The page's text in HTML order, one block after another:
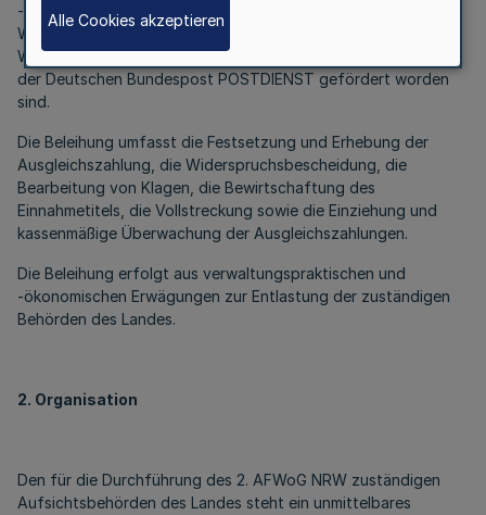
- öffentlich geförderte Wohnungen im Sinne des
Wohnungsbindungsgesetzes, die überwiegend mit
Wohnungsfürsorgemitteln der Deutschen Bundespost oder
der Deutschen Bundespost POSTDIENST gefördert worden
sind.
Die Beleihung umfasst die Festsetzung und Erhebung der
Ausgleichszahlung, die Widerspruchsbescheidung, die
Bearbeitung von Klagen, die Bewirtschaftung des
Einnahmetitels, die Vollstreckung sowie die Einziehung und
kassenmäßige Überwachung der Ausgleichszahlungen.
Die Beleihung erfolgt aus verwaltungspraktischen und
-ökonomischen Erwägungen zur Entlastung der zuständigen
Behörden des Landes.
2. Organisation
Den für die Durchführung des 2. AFWoG NRW zuständigen
Aufsichtsbehörden des Landes steht ein unmittelbares
Alle Cookies akzeptieren